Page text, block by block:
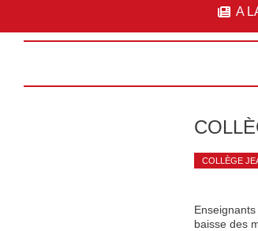
A
COLLÈGE
baisse des